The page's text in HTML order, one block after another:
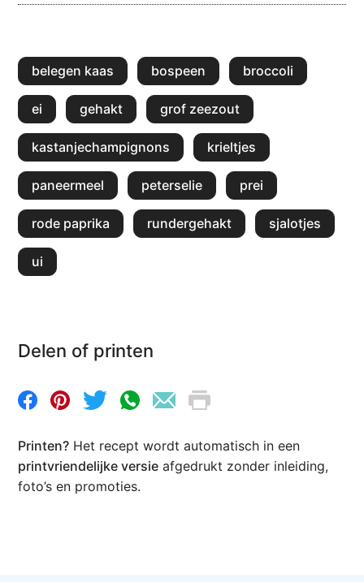
belegen kaas bospeen broccoli
ei gehakt grof zeezout
kastanjechampignons krieltjes
paneermeel peterselie prei
rode paprika rundergehakt sjalotjes
ui
Delen of printen
Printen? Het recept wordt automatisch in een
printvriendelijke versie afgedrukt zonder inleiding,
foto’s en promoties.